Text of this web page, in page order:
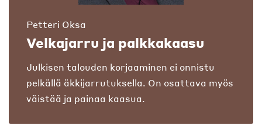
Petteri Oksa
Velkajarru ja palkkakaasu
Julkisen talouden korjaaminen ei onnistu
pelkällä äkkijarrutuksella. On osattava myös
väistää ja painaa kaasua.